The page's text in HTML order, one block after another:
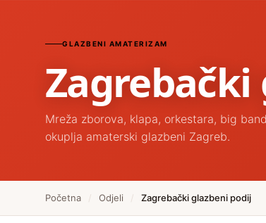
GLAZBENI AMATERIZAM
Mreža zborova, klapa, orkestara, big
okuplja amaterski glazbeni Zagreb.
Početna / Odjeli / Zagrebački glazbeni podij